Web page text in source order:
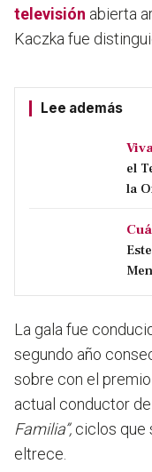
televisión abierta
Kaczka fue
Lee además
el
la
La gala fue
segundo año
sobre con el
actual conductor de
Familia”, ciclos que
eltrece.